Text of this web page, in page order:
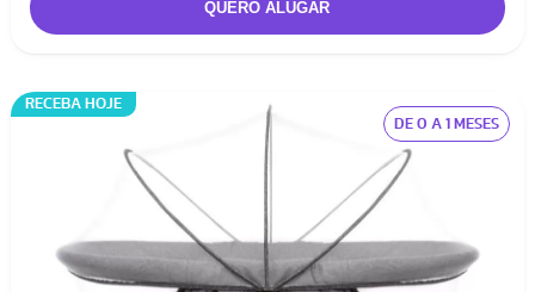
RECEBA HOJE
DE 0 A 1 MESES